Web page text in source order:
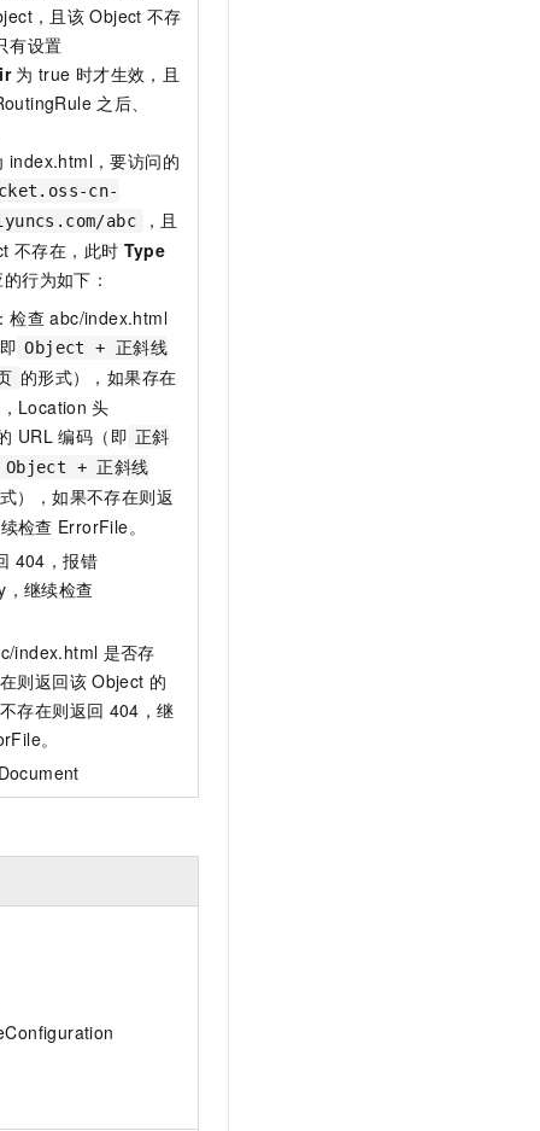
，且该 Object 不存
有设置
为 true 时才生效，且
之后、
index.html，要访问的
cn-
abc
，且
不存在，此时 Type
行为如下：
检查 abc/index.html
Object + 正斜线
的形式），如果存在
Location 头
URL 编码（即 正斜
+ 正斜线
），如果不存在则返
检查 ErrorFile。
404，报错
继续检查
index.html 是否存
则返回该 Object 的
存在则返回 404，继
。